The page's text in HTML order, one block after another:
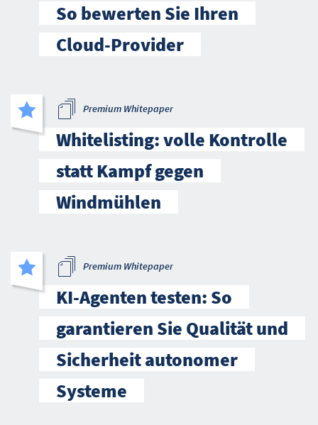
So bewerten Sie Ihren
Cloud-Provider
Premium Whitepaper
Whitelisting: volle Kontrolle
statt Kampf gegen
Windmühlen
Premium Whitepaper
KI-Agenten testen: So
garantieren Sie Qualität und
Sicherheit autonomer
Systeme